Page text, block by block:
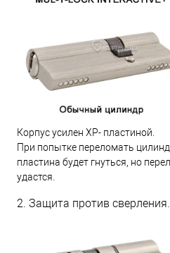
Корпус усилен XP- пластиной.
При попытке переломать
пластина будет гнуться, но
удастся.
2. Защита против сверления.